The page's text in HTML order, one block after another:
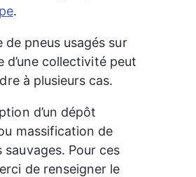
.
de pneus usagés sur
d’une collectivité peut
à plusieurs cas.
d’un dépôt
massification de
sauvages. Pour ces
de renseigner le